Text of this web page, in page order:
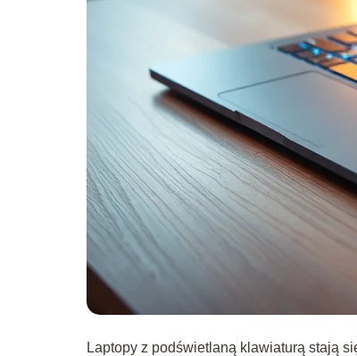
Laptopy z podświetlaną klawiaturą stają